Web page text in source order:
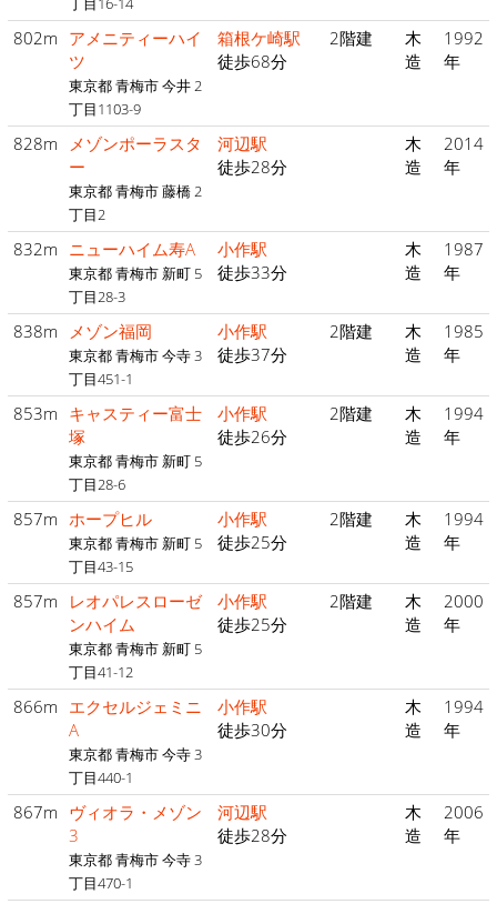
802m アメニティーハイ
ツ
東京都 青梅市 今井 2
丁目1103-9
箱根ケ崎駅
徒歩68分
2階建
木
造
1992
年
828m
メゾンポーラスタ
ー
東京都 青梅市 藤橋 2
丁目2
河辺駅
徒歩28分
木
造
2014
年
832m ニューハイム寿A
東京都 青梅市 新町 5
丁目28-3
小作駅
徒歩33分
木
造
1987
年
838m メゾン福岡
東京都 青梅市 今寺 3
丁目451-1
小作駅
徒歩37分
2階建
木
造
1985
年
853m キャスティー富士
塚
東京都 青梅市 新町 5
丁目28-6
小作駅
徒歩26分
2階建
木
造
1994
年
857m ホープヒル
東京都 青梅市 新町 5
丁目43-15
小作駅
徒歩25分
2階建
木
造
1994
年
857m
レオパレスローゼ
ンハイム
東京都 青梅市 新町 5
丁目41-12
小作駅
徒歩25分
2階建
木
造
2000
年
866m エクセルジェミニ
A
東京都 青梅市 今寺 3
丁目440-1
小作駅
徒歩30分
木
造
1994
年
867m ヴィオラ・メゾン
3
東京都 青梅市 今寺 3
丁目470-1
河辺駅
徒歩28分
木
造
2006
年